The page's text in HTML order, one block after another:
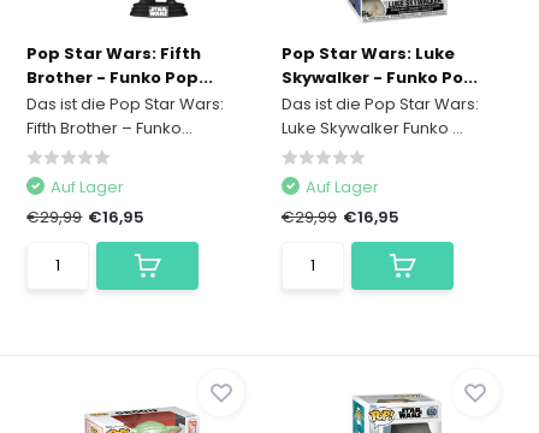
Pop Star Wars: Fifth
Brother - Funko Pop...
Das ist die Pop Star Wars:
Fifth Brother – Funko...
Auf Lager
€29,99 €16,95
Pop Star Wars: Luke
Skywalker - Funko Po...
Das ist die Pop Star Wars:
Luke Skywalker Funko ...
Auf Lager
€29,99 €16,95